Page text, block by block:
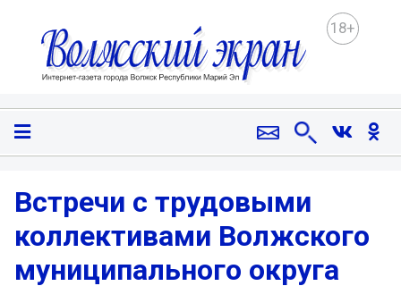
18+
Встречи с трудовыми
коллективами Волжского
муниципального округа